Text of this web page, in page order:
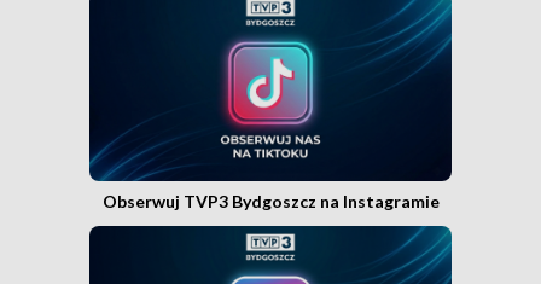
Obserwuj TVP3 Bydgoszcz na Instagramie